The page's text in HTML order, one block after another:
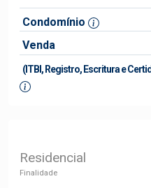
Condomínio
Venda
(ITBI, Registro, Escritura e
Residencial
Finalidade